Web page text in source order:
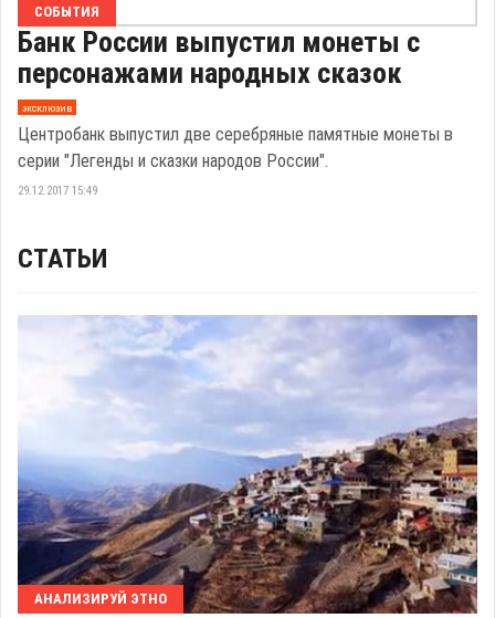
СОБЫТИЯ
Банк России выпустил монеты с
персонажами народных сказок
эксклюзив
Центробанк выпустил две серебряные памятные монеты в
серии "Легенды и сказки народов России".
29.12.2017 15:49
СТАТЬИ
АНАЛИЗИРУЙ ЭТНО